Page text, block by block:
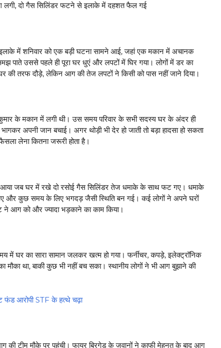
दो गैस सिलिंडर फटने से इलाके में दहशत फैल गई
में शनिवार को एक बड़ी घटना सामने आई, जहां एक मकान में अचानक
उससे पहले ही पूरा घर धुएं और लपटों में घिर गया। लोगों में डर का
की तरफ दौड़े, लेकिन आग की तेज लपटों ने किसी को पास नहीं जाने दिया।
के मकान में लगी थी। उस समय परिवार के सभी सदस्य घर के अंदर ही
अपनी जान बचाई। अगर थोड़ी भी देर हो जाती तो बड़ा हादसा हो सकता
लेना कितना जरूरी होता है।
जब घर में रखे दो रसोई गैस सिलिंडर तेज धमाके के साथ फट गए। धमाके
और कुछ समय के लिए भगदड़ जैसी स्थिति बन गई। कई लोगों ने अपने घरों
ने आग को और ज्यादा भड़काने का काम किया।
का सारा सामान जलकर खत्म हो गया। फर्नीचर, कपड़े, इलेक्ट्रॉनिक
था, बाकी कुछ भी नहीं बच सका। स्थानीय लोगों ने भी आग बुझाने की
आरोपी STF के हत्थे चढ़ा
टीम मौके पर पहुंची। फायर ब्रिगेड के जवानों ने काफी मेहनत के बाद आग